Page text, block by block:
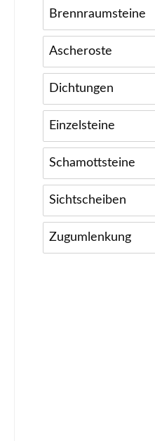
Brennraumsteine
Ascheroste
Dichtungen
Einzelsteine
Schamottsteine
Sichtscheiben
Zugumlenkung